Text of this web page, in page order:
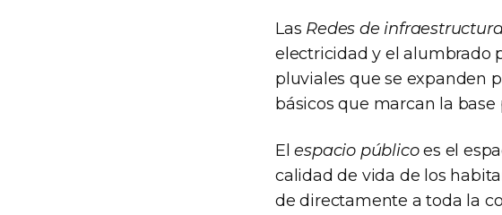
Las Redes de
electricidad y el alumbrado
pluviales que se expanden
básicos que marcan la base
Elespacio públicoes el
calidad de vida de los
de directamente a toda la